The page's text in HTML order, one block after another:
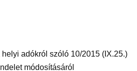
helyi adókról szóló 10/2015 (IX.25.)
módosításáról